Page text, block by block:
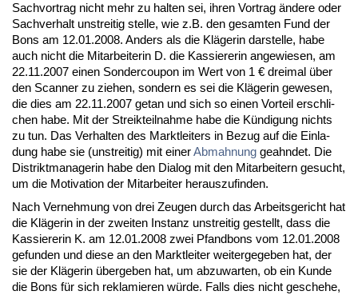
Sach­vor­trag nicht mehr zu hal­ten sei, ih­ren Vor­trag ände­re oder
Sach­ver­halt un­strei­tig stel­le, wie z.B. den ge­sam­ten Fund der
Bons am 12.01.2008. An­ders als die Kläge­rin dar­stel­le, ha­be
auch nicht die Mit­ar­bei­te­rin D. die Kas­sie­re­rin an­ge­wie­sen, am
22.11.2007 ei­nen Son­der­cou­pon im Wert von 1 € drei­mal über
den Scan­ner zu zie­hen, son­dern es sei die Kläge­rin ge­we­sen,
die dies am 22.11.2007 ge­tan und sich so ei­nen Vor­teil er­schli­
chen ha­be. Mit der Streik­teil­nah­me ha­be die Kündi­gung nichts
zu tun. Das Ver­hal­ten des Markt­lei­ters in Be­zug auf die Ein­la­
dung ha­be sie (un­strei­tig) mit ei­nerAb­mah­nung ge­ahn­det. Die
Di­strikt­ma­na­ge­rin ha­be den Dia­log mit den Mit­ar­bei­tern ge­sucht,
um die Mo­ti­va­ti­on der Mit­ar­bei­ter her­aus­zu­fin­den.
Nach Ver­neh­mung von drei Zeu­gen durch das Ar­beits­ge­richt hat
die Kläge­rin in der zwei­ten In­stanz un­strei­tig ge­stellt, dass die
Kas­sie­re­rin K. am 12.01.2008 zwei Pfand­bons vom 12.01.2008
ge­fun­den und die­se an den Markt­lei­ter wei­ter­ge­ge­ben hat, der
sie der Kläge­rin über­ge­ben hat, um ab­zu­war­ten, ob ein Kun­de
die Bons für sich re­kla­mie­ren würde. Falls dies nicht ge­sche­he,